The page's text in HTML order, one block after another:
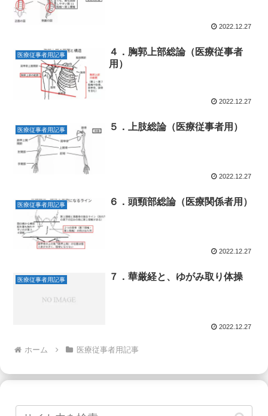
2022.12.27
医療従事者用記事
４．胸郭上部総論（医療従事者
用）
2022.12.27
医療従事者用記事 ５．上肢総論（医療従事者用）
2022.12.27
医療従事者用記事 ６．頭頸部総論（医療関係者用）
2022.12.27
医療従事者用記事 ７．華厳経と、ゆがみ取り体操
2022.12.27
ホーム 医療従事者用記事